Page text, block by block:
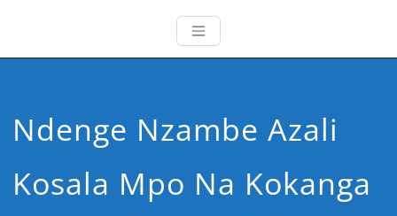
Ndenge Nzambe Azali
Kosala Mpo Na Kokanga